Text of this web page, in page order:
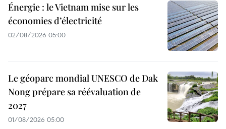
Énergie : le Vietnam mise sur les
économies d’électricité
02/08/2026 05:00
Le géoparc mondial UNESCO de Dak
Nong prépare sa réévaluation de
2027
01/08/2026 05:00